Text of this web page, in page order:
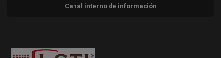
Canal interno de información